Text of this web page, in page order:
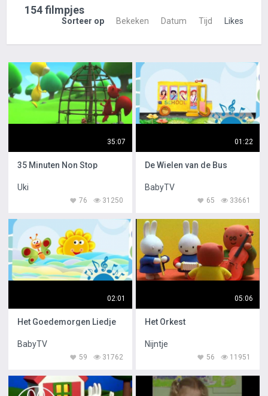
154 filmpjes
Sorteer op Bekeken Datum Tijd Likes
35:07
35 Minuten Non Stop
Uki
31250
76
01:22
De Wielen van de Bus
BabyTV
33661
65
02:01
Het Goedemorgen Liedje
BabyTV
31762
59
05:06
Het Orkest
Nijntje
11951
56